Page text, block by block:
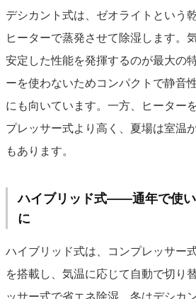
デシカント式は、ゼオライトという
ヒーターで蒸発させて除湿します。
安定した性能を発揮するのが最大の
ーを使わないためコンパクトで静音
にも向いています。一方、ヒーター
プレッサー式より高く、夏場は室温
もあります。
ハイブリッド式——通年で使
に
ハイブリッド式は、コンプレッサー
を搭載し、気温に応じて自動で切り